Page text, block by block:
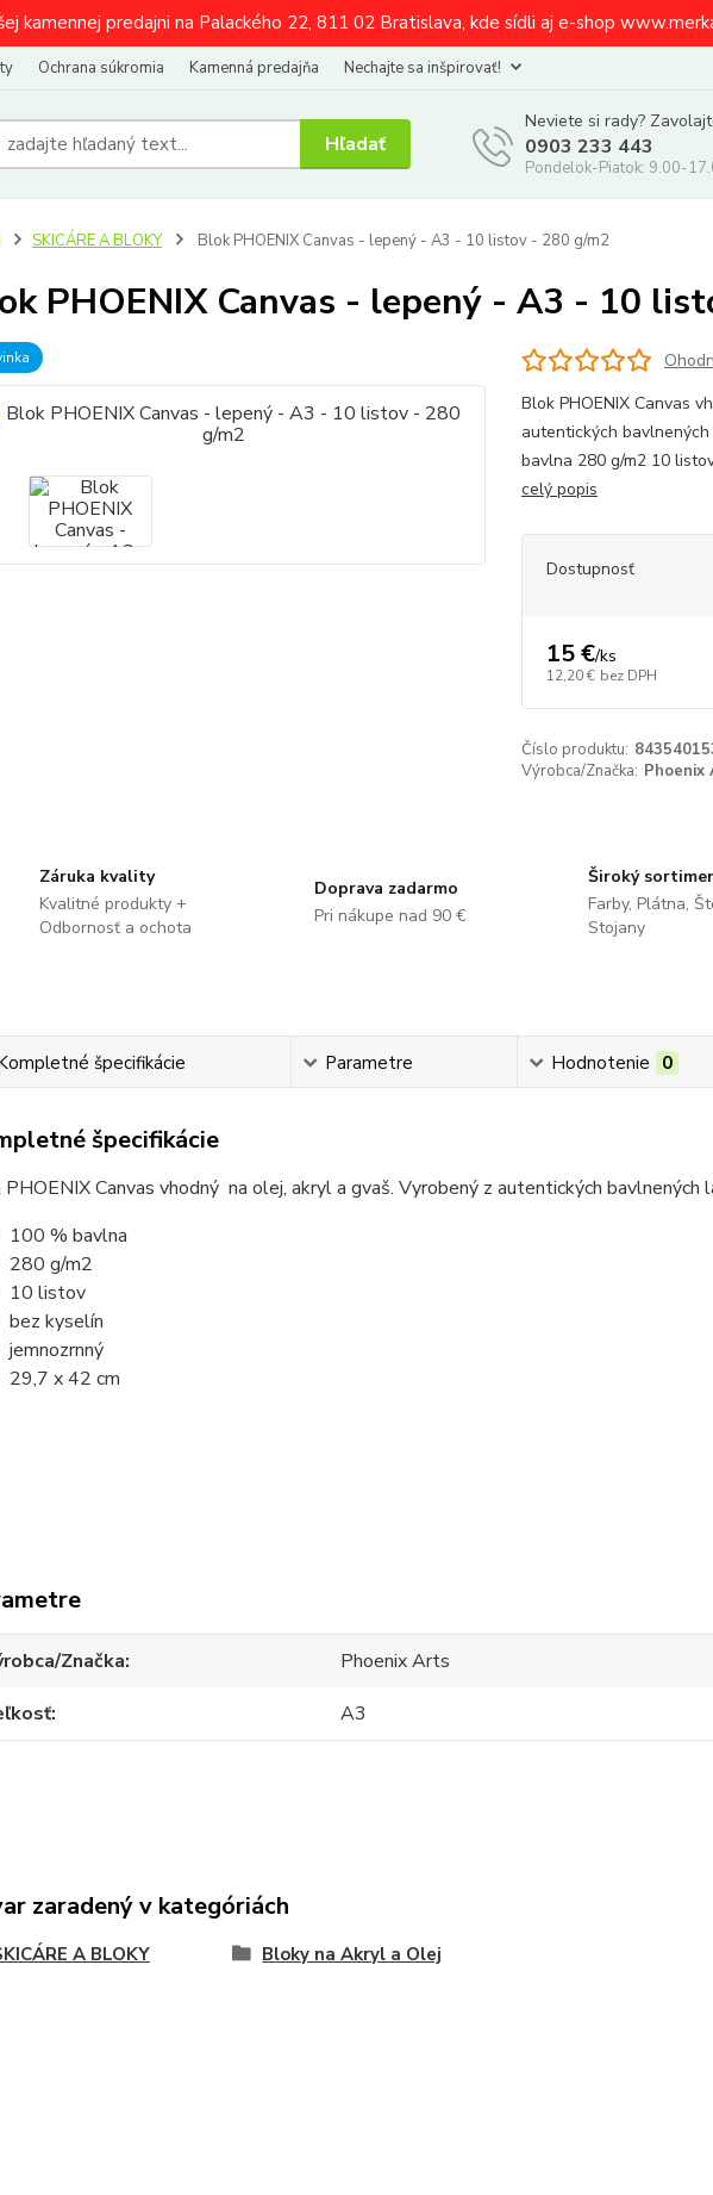
kamennej predajni na Palackého 22, 811 02 Bratislava, kde sídli aj e-shop
Ochrana súkromia Kamenná predajňa Nechajte sa inšpirovať!
Hľadať
Neviete si rady?
0903 233 443
Pondelok-Piatok: 9.00-
SKICÁRE A BLOKY Blok PHOENIX Canvas - lepený - A3 - 10 listov - 280 g/m2
PHOENIX Canvas - lepený - A3 - 10
Blok PHOENIX Canvas
autentických
bavlna 280 g/m2 10
celý popis
Dostupnosť
15 €/ks
12,20 € bez DPH
Číslo produktu:
Výrobca/Značka: Phoenix
Záruka kvality
Kvalitné produkty +
Odbornosť a ochota
Doprava zadarmo
Pri nákupe nad 90 €
Široký
Farby, Plátna,
Stojany
špecifikácie Parametre Hodnotenie 0
špecifikácie
Canvas vhodný na olej, akryl a gvaš. Vyrobený z autentických
100 % bavlna
280 g/m2
10 listov
bez kyselín
jemnozrnný
29,7 x 42 cm
Značka
Phoenix Arts
A3
zaradený v kategóriách
A BLOKY Bloky na Akryl a Olej